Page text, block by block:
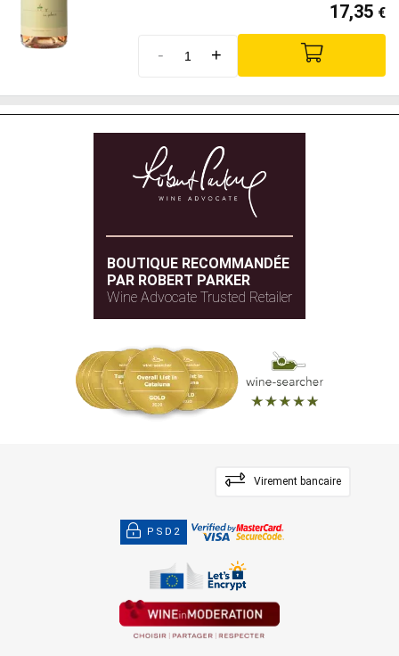
17,35 €
- +
BOUTIQUE RECOMMANDÉE
PAR ROBERT PARKER
Wine Advocate Trusted Retailer
Virement bancaire
PSD2